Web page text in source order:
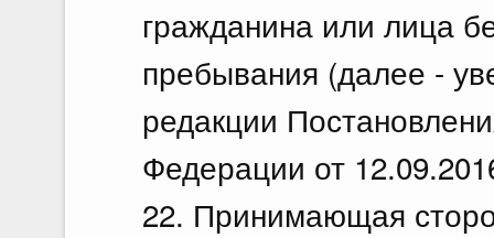
гражданина или лица
пребывания (далее -
редакции
Федерации от
22. Принимающая